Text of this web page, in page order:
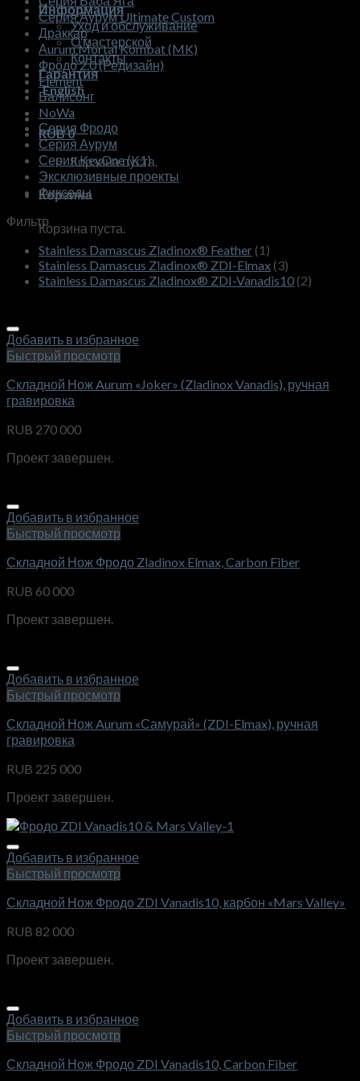
Информация
Уход и обслуживание
О мастерской
Контакты
Гарантия
English
RUB0
Корзина пуста.
Корзина
Корзина пуста.
Серия Аурум Ultimate Custom
Драккар
Аurum Mortal Kombat (MK)
Фродо 2.0 (Редизайн)
Element
Балисонг
NoWa
Серия Фродо
Серия Аурум
Серия KeyOne (K1)
Эксклюзивные проекты
Фикседы
Фильтр
Stainless Damascus Zladinox® Feather(1)
Stainless Damascus Zladinox® ZDI-Elmax(3)
Stainless Damascus Zladinox® ZDI-Vanadis10(2)
Добавить в избранное
Быстрый просмотр
Складной Нож Aurum «Joker» (Zladinox Vanadis), ручная
гравировка
RUB 270 000
Проект завершен.
Добавить в избранное
Быстрый просмотр
Складной Нож Фродо Zladinox Elmax, Carbon Fiber
RUB 60 000
Проект завершен.
Добавить в избранное
Быстрый просмотр
Складной Нож Aurum «Самурай» (ZDI-Elmax), ручная
гравировка
RUB 225 000
Проект завершен.
Добавить в избранное
Быстрый просмотр
Складной Нож Фродо ZDI Vanadis10, карбон «Mars Valley»
RUB 82 000
Проект завершен.
Добавить в избранное
Быстрый просмотр
Складной Нож Фродо ZDI Vanadis10, Carbon Fiber